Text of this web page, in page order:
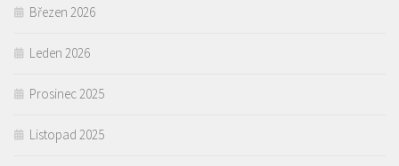
Březen 2026
Leden 2026
Prosinec 2025
Listopad 2025